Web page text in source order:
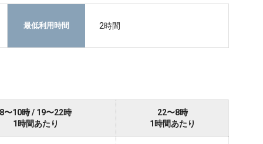
最低利用時間 2時間
8〜10時 / 19〜22時
1時間あたり
22〜8時
1時間あたり